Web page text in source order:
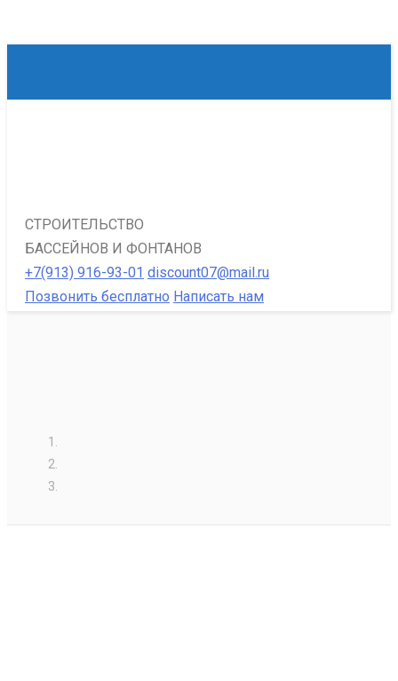
СТРОИТЕЛЬСТВО
БАССЕЙНОВ И ФОНТАНОВ
+7(913) 916-93-01 discount07@mail.ru
Позвонить бесплатно Написать нам